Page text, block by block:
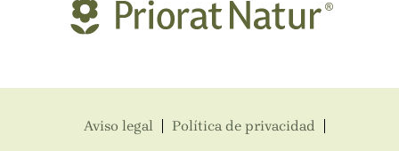
Aviso legal Política de privacidad